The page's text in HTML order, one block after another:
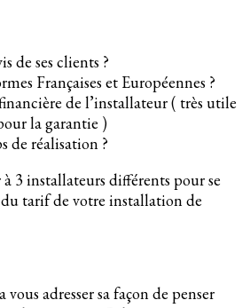
de ses clients ?
Françaises et Européennes ?
de l’installateur ( très utile
la garantie )
de réalisation ?
3 installateurs différents pour se
tarif de votre installation de
vous adresser sa façon de penser